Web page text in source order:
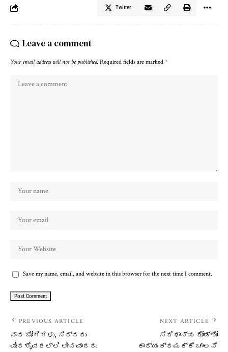
Twitter
Leave a comment
Your email address will not be published. Required fields are marked *
Save my name, email, and website in this browser for the next time I comment.
PREVIOUS ARTICLE
ನಾಥ ಜೋಗಿಗಳು, ಸಿದ್ದರು
ವೀರಶೈವರಲ್ಲಿ ಲೀನವಾದರು
NEXT ARTICLE
ಸಿರಿಧಾನ್ಯ ರೋಡ್‌ಶೋ
ಕಾರ್ಯಕ್ರಮಕ್ಕೆ ಚಾಲನೆ